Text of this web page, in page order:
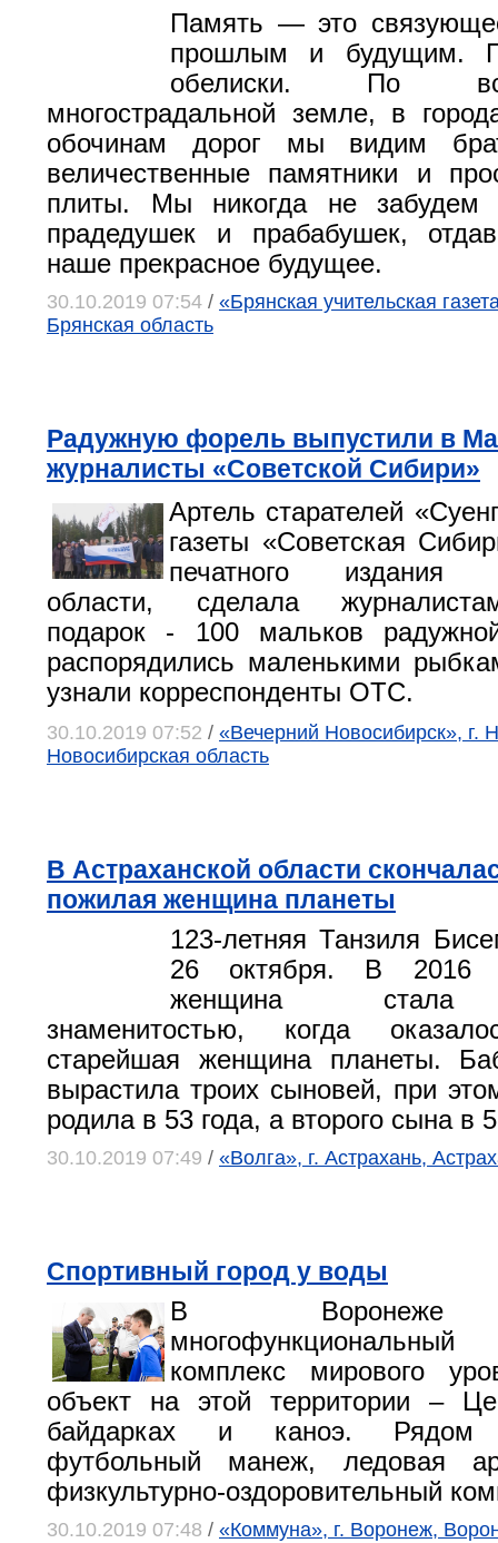
Память — это
прошлым и будущим.
обелиски. По
многострадальной земле, в
обочинам дорог мы видим
величественные памятники и
плиты. Мы никогда не забудем
прадедушек и прабабушек,
наше прекрасное будущее.
30.10.2019 07:54 / «Брянская учительская
Брянская область
Радужную форель выпустили в
журналисты «Советской Сибири»
Артель старателей
газеты «Советская
печатного издания
области, сделала
подарок - 100 мальков
распорядились маленькими
узнали корреспонденты ОТС.
30.10.2019 07:52 / «Вечерний Новосибирск», г.
Новосибирская область
В Астраханской области
пожилая женщина планеты
123-летняя Танзиля
26 октября. В 2016
женщина стала
знаменитостью, когда
старейшая женщина планеты.
вырастила троих сыновей, при
родила в 53 года, а второго сына в
30.10.2019 07:49 / «Волга», г. Астрахань,
Спортивный город у воды
В Воронеже
комплекс мирового
объект на этой территории –
байдарках и каноэ. Рядом
футбольный манеж, ледовая
физкультурно-оздоровительный
30.10.2019 07:48 / «Коммуна», г. Воронеж,